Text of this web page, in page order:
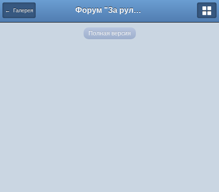
← Галерея Форум "За рулем"
Полная версия